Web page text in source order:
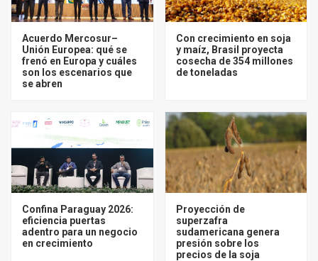
Acuerdo Mercosur–
Unión Europea: qué se
frenó en Europa y cuáles
son los escenarios que
se abren
Con crecimiento en soja
y maíz, Brasil proyecta
cosecha de 354 millones
de toneladas
Confina Paraguay 2026:
eficiencia puertas
adentro para un negocio
en crecimiento
Proyección de
superzafra
sudamericana genera
presión sobre los
precios de la soja